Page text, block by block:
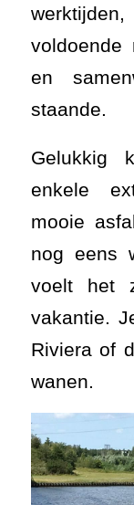
voldoende
en
staande.
Gelukkig
enkele
mooie
nog eens
voelt het
vakantie.
Riviera of
wanen.